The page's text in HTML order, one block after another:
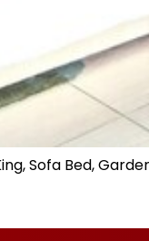
Sofa Bed,